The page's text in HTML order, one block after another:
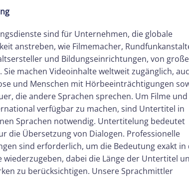
sind für Unternehmen, die globale
anstreben, wie Filmemacher,
und Bildungseinrichtungen, von
Sie machen Videoinhalte weltweit zugänglich,
und Menschen mit Hörbeeinträchtigungen
die andere Sprachen sprechen. Um Filme und
verfügbar zu machen, sind Untertitel in
Sprachen notwendig. Untertitelung bedeutet
die Übersetzung von Dialogen. Professionelle
sind erforderlich, um die Bedeutung exakt in
wiederzugeben, dabei die Länge der Untertitel
zu berücksichtigen. Unsere Sprachmittler